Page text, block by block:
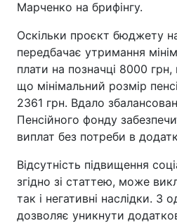
Марченко на брифінгу.
Оскільки проєкт бюджету
передбачає утримання
плати на позначці 8000 грн,
що мінімальний розмір
2361 грн. Вдало
Пенсійного фонду
виплат без потреби в
Відсутність підвищення
згідно зі статтею, може
так і негативні наслідки. З
дозволяє уникнути